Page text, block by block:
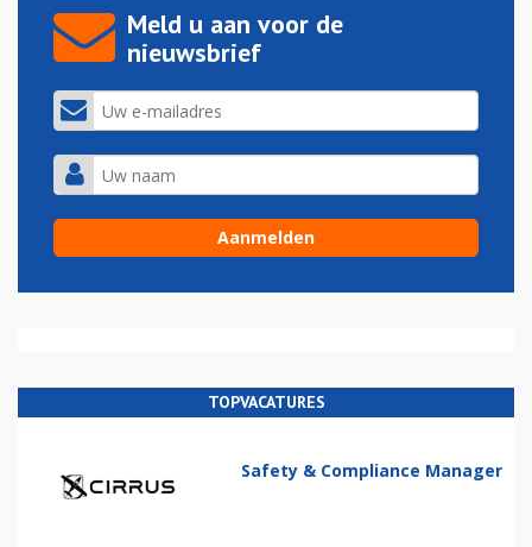
Meld u aan voor de
nieuwsbrief
TOPVACATURES
Safety & Compliance Manager